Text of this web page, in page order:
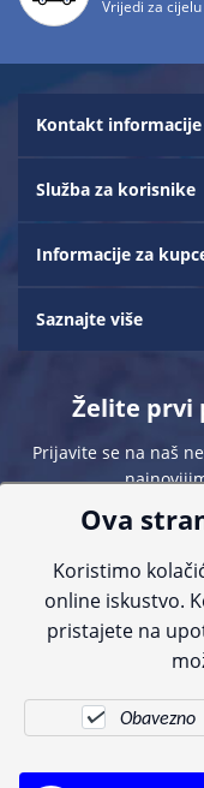
Vrijedi za
Kontakt informacije
Služba za korisnike
Informacije za
Saznajte više
Želite prvi
Prijavite se na naš
Sve navedene cijene
informacije, ali zbog
kontaktirajte nas putem
Ova
Koristimo
online iskustvo.
pristajete na
Obavezno